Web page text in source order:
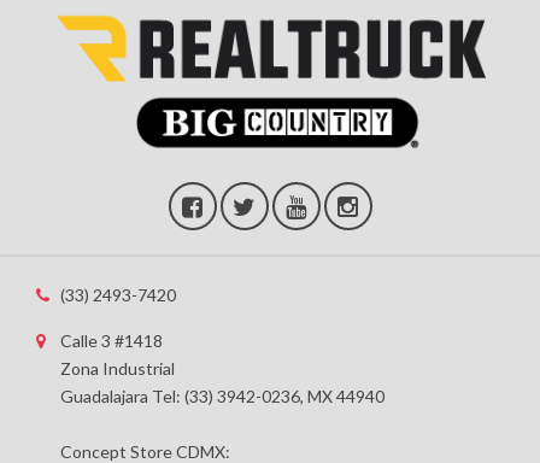
(33) 2493-7420
Calle 3 #1418
Zona Industrial
Guadalajara Tel: (33) 3942-0236, MX 44940
Concept Store CDMX: